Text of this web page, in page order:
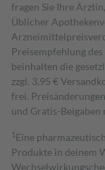
fragen Sie Ihre
Üblicher
Preisempfehlung
beinhalten die
zzgl. 3,95 €
frei.
und Gratis-
1 Eine
Produkte in deinem